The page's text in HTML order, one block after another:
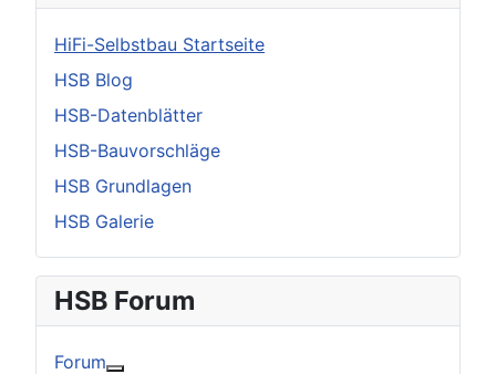
HiFi-Selbstbau Startseite
HSB Blog
HSB-Datenblätter
HSB-Bauvorschläge
HSB Grundlagen
HSB Galerie
HSB Forum
Forum